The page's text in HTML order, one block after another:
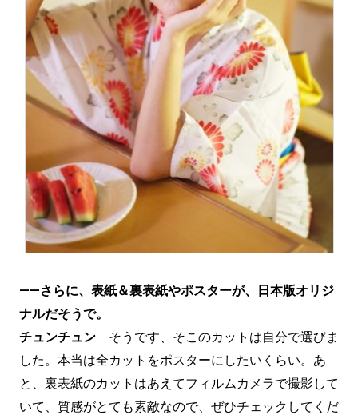
——さらに、表紙＆裏表紙やポスターが、日本版オリジ
ナルだそうで。
チュンチュン そうです、そこのカットは自分で選びま
した。本当は全カットをポスターにしたいくらい。あ
と、裏表紙のカットはあえてフィルムカメラで撮影して
いて、質感がとても素敵なので、ぜひチェックしてくだ